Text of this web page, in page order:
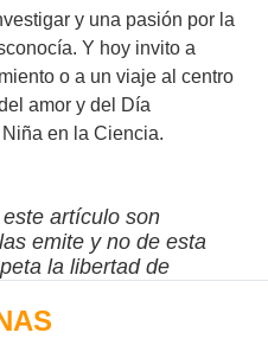
y una pasión por la
Y hoy invito a
o a un viaje al centro
amor y del Día
en la Ciencia.
artículo son
emite y no de esta
la libertad de